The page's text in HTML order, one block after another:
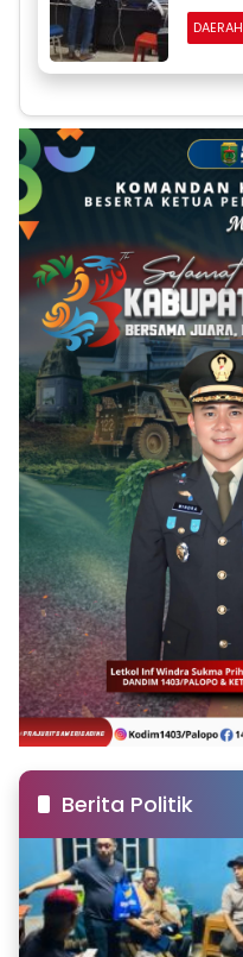
DAERAH
Berita Politik